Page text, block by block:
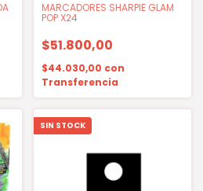
MARCADORES SHARPIE GLAM
POP X24
$51.800,00
$44.030,00 con
Transferencia
SIN STOCK